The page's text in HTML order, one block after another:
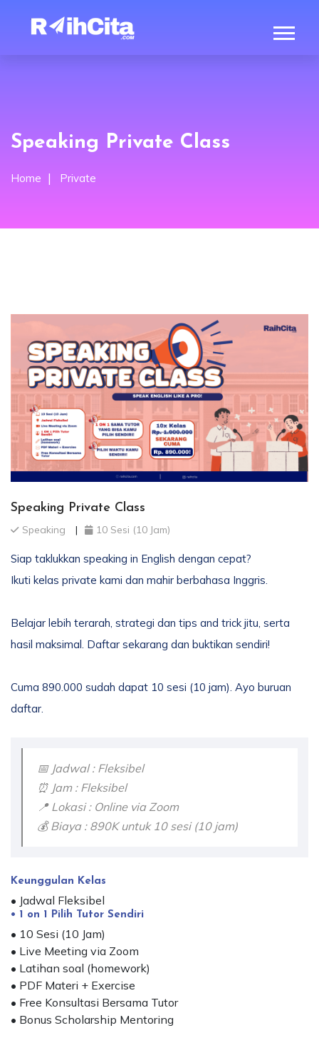
Speaking Private Class
Home Private
Speaking Private Class
Speaking 10 Sesi (10 Jam)
Siap taklukkan speaking in English dengan cepat?
Ikuti kelas private kami dan mahir berbahasa Inggris.
Belajar lebih terarah, strategi dan tips and trick jitu, serta
hasil maksimal. Daftar sekarang dan buktikan sendiri!
Cuma 890.000 sudah dapat 10 sesi (10 jam). Ayo buruan
daftar.
📅 Jadwal : Fleksibel
⏰️ Jam : Fleksibel
📍 Lokasi : Online via Zoom
💰 Biaya : 890K untuk 10 sesi (10 jam)
Keunggulan Kelas
• Jadwal Fleksibel
• 1 on 1 Pilih Tutor Sendiri
• 10 Sesi (10 Jam)
• Live Meeting via Zoom
• Latihan soal (homework)
• PDF Materi + Exercise
• Free Konsultasi Bersama Tutor
• Bonus Scholarship Mentoring